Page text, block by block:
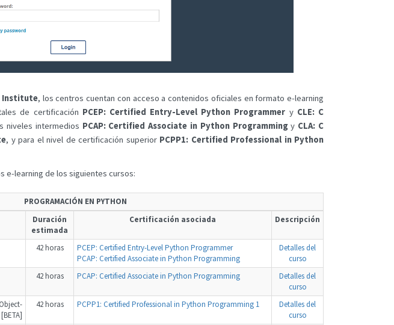
Institute, los centros cuentan con acceso a contenidos oficiales en formato e-learning
de certificación PCEP: Certified Entry-Level Python Programmer y CLE: C
niveles intermedios PCAP: Certified Associate in Python Programmingy CLA: C
, y para el nivel de certificación superior PCPP1: Certified Professional in Python
e-learning de los siguientes cursos:
PROGRAMACIÓN EN PYTHON
Duración
estimada
Certificación asociada Descripción
42 horas
PCEP: Certified Entry-Level Python Programmer
PCAP: Certified Associate in Python Programming
Detalles del
curso
42 horas PCAP: Certified Associate in Python Programming
Detalles del
curso
42 horas PCPP1: Certified Professional in Python Programming 1
Detalles del
curso